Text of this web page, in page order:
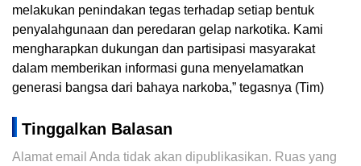
melakukan penindakan tegas terhadap setiap bentuk
penyalahgunaan dan peredaran gelap narkotika. Kami
mengharapkan dukungan dan partisipasi masyarakat
dalam memberikan informasi guna menyelamatkan
generasi bangsa dari bahaya narkoba,” tegasnya (Tim)
Tinggalkan Balasan
Alamat email Anda tidak akan dipublikasikan. Ruas yang